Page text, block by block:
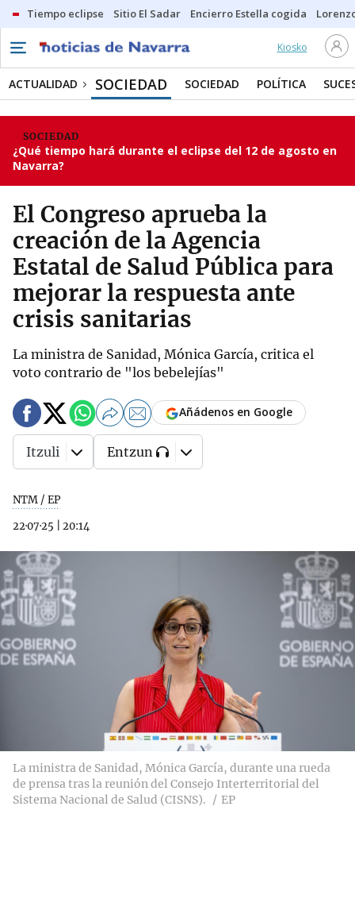
Tiempo eclipse Sitio El Sadar Encierro Estella cogida
Kiosko
ACTUALIDAD SOCIEDAD SOCIEDAD POLÍTICA
SOCIEDAD
¿Qué tiempo hará durante el eclipse del 12 de agosto en
Navarra?
El Congreso aprueba la
creación de la Agencia
Estatal de Salud Pública para
mejorar la respuesta ante
crisis sanitarias
La ministra de Sanidad, Mónica García, critica el
voto contrario de "los bebelejías"
NTM / EP
22·07·25
20:14
Añádenos en Google
Itzuli Entzun
La ministra de Sanidad, Mónica García, durante una rueda
de prensa tras la reunión del Consejo Interterritorial del
Sistema Nacional de Salud (CISNS).
EP